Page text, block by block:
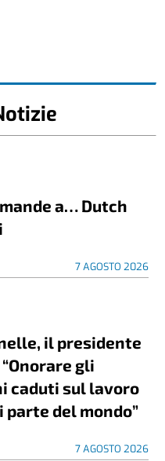
a… Dutch
7 AGOSTO 2026
il presidente
gli
caduti sul lavoro
parte del mondo”
7 AGOSTO 2026